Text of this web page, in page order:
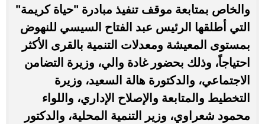
والخاص بمتابعة موقف تنفيذ مبادرة "حياة كريمة"
التي أطلقها الرئيس عبد الفتاح السيسي للنهوض
بمستوى المعيشة ومعدلات التنمية بالقرى الأكثر
احتياجاً، وذلك بحضور غادة والي، وزيرة التضامن
الاجتماعي، والدكتورة هالة السعيد، وزيرة
التخطيط والمتابعة والإصلاح الإداري، واللواء
محمود شعراوي، وزير التنمية المحلية، والدكتور